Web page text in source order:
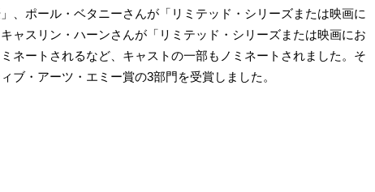
、ポール・ベタニーさんが「リミテッド・シリーズまたは映画に
ャスリン・ハーンさんが「リミテッド・シリーズまたは映画にお
ネートされるなど、キャストの一部もノミネートされました。そ
ブ・アーツ・エミー賞の3部門を受賞しました。